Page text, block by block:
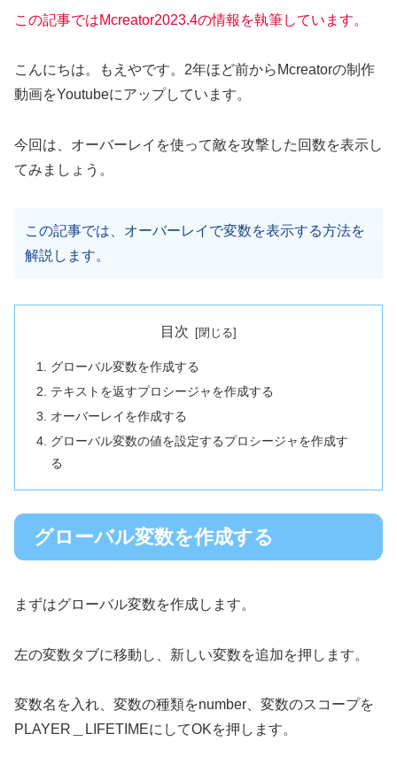
この記事ではMcreator2023.4の情報を執筆しています。
こんにちは。もえやです。2年ほど前からMcreatorの制作
動画をYoutubeにアップしています。
今回は、オーバーレイを使って敵を攻撃した回数を表示し
てみましょう。
この記事では、オーバーレイで変数を表示する方法を
解説します。
目次
グローバル変数を作成する
テキストを返すプロシージャを作成する
オーバーレイを作成する
グローバル変数の値を設定するプロシージャを作成す
る
グローバル変数を作成する
まずはグローバル変数を作成します。
左の変数タブに移動し、新しい変数を追加を押します。
変数名を入れ、変数の種類をnumber、変数のスコープを
PLAYER＿LIFETIMEにしてOKを押します。